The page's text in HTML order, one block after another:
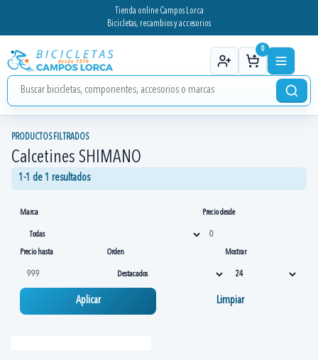
Tienda online Campos Lorca
Bicicletas, recambios y accesorios
0
PRODUCTOS FILTRADOS
Calcetines SHIMANO
1-1 de 1 resultados
Marca Precio desde
Precio hasta Orden Mostrar
Aplicar Limpiar